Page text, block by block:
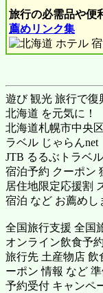
旅行の必需品や
薦めリンク集
遊び 観光 旅行で復
北海道 を元気に！
北海道札幌市中央
ラベル じゃらんnet
JTB るるぶトラベ
宿泊予約 クーポン
居住地限定応援割
宿泊 など お薦めし
全国旅行支援 全国
オンライン飲食予約
旅行先 土産物店 飲
ーポン 情報 など 準
予約受付 キャンペ